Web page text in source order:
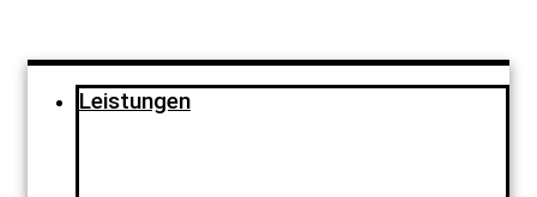
Leistungen